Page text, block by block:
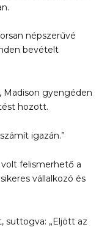
népszerűvé
bevételt
Madison gyengéden
hozott.
igazán.”
felismerhető a
vállalkozó és
suttogva: „Eljött az